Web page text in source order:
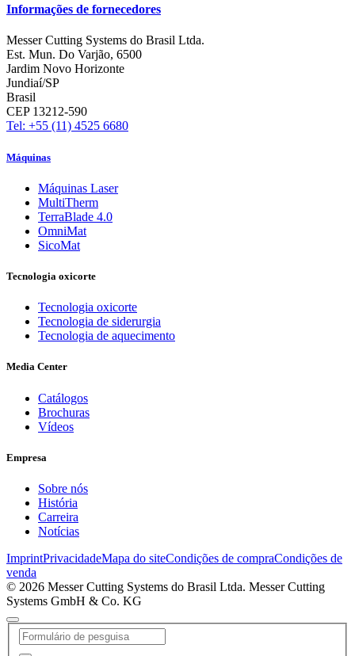
Informações de fornecedores
Messer Cutting Systems do Brasil Ltda.
Est. Mun. Do Varjão, 6500
Jardim Novo Horizonte
Jundiaí/SP
Brasil
CEP 13212-590
Tel: +55 (11) 4525 6680
Máquinas
Máquinas Laser
MultiTherm
TerraBlade 4.0
OmniMat
SicoMat
Tecnologia oxicorte
Tecnologia oxicorte
Tecnologia de siderurgia
Tecnologia de aquecimento
Media Center
Catálogos
Brochuras
Vídeos
Empresa
Sobre nós
História
Carreira
Notícias
ImprintPrivacidadeMapa do siteCondições de compraCondições de
venda
© 2026 Messer Cutting Systems do Brasil Ltda. Messer Cutting
Systems GmbH & Co. KG